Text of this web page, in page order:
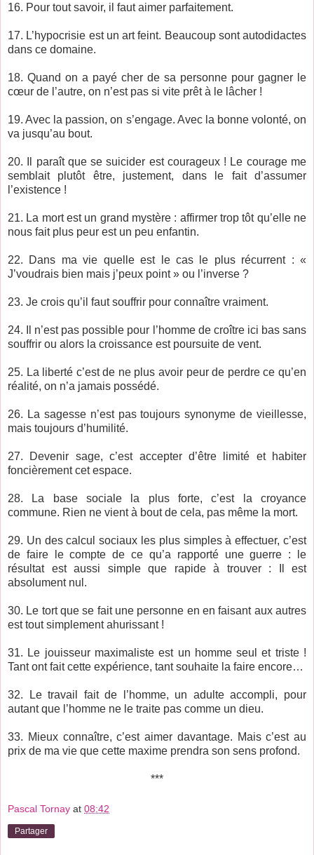
16. Pour tout savoir, il faut aimer parfaitement.
17. L’hypocrisie est un art feint. Beaucoup sont autodidactes
dans ce domaine.
18. Quand on a payé cher de sa personne pour gagner le
cœur de l’autre, on n’est pas si vite prêt à le lâcher !
19. Avec la passion, on s’engage. Avec la bonne volonté, on
va jusqu’au bout.
20. Il paraît que se suicider est courageux ! Le courage me
semblait plutôt être, justement, dans le fait d’assumer
l’existence !
21. La mort est un grand mystère : affirmer trop tôt qu’elle ne
nous fait plus peur est un peu enfantin.
22. Dans ma vie quelle est le cas le plus récurrent : «
J’voudrais bien mais j’peux point » ou l’inverse ?
23. Je crois qu’il faut souffrir pour connaître vraiment.
24. Il n’est pas possible pour l’homme de croître ici bas sans
souffrir ou alors la croissance est poursuite de vent.
25. La liberté c’est de ne plus avoir peur de perdre ce qu’en
réalité, on n’a jamais possédé.
26. La sagesse n’est pas toujours synonyme de vieillesse,
mais toujours d’humilité.
27. Devenir sage, c’est accepter d’être limité et habiter
foncièrement cet espace.
28. La base sociale la plus forte, c’est la croyance
commune. Rien ne vient à bout de cela, pas même la mort.
29. Un des calcul sociaux les plus simples à effectuer, c’est
de faire le compte de ce qu’a rapporté une guerre : le
résultat est aussi simple que rapide à trouver : Il est
absolument nul.
30. Le tort que se fait une personne en en faisant aux autres
est tout simplement ahurissant !
31. Le jouisseur maximaliste est un homme seul et triste !
Tant ont fait cette expérience, tant souhaite la faire encore…
32. Le travail fait de l’homme, un adulte accompli, pour
autant que l’homme ne le traite pas comme un dieu.
33. Mieux connaître, c’est aimer davantage. Mais c’est au
prix de ma vie que cette maxime prendra son sens profond.
***
Pascal Tornay at 08:42
Partager